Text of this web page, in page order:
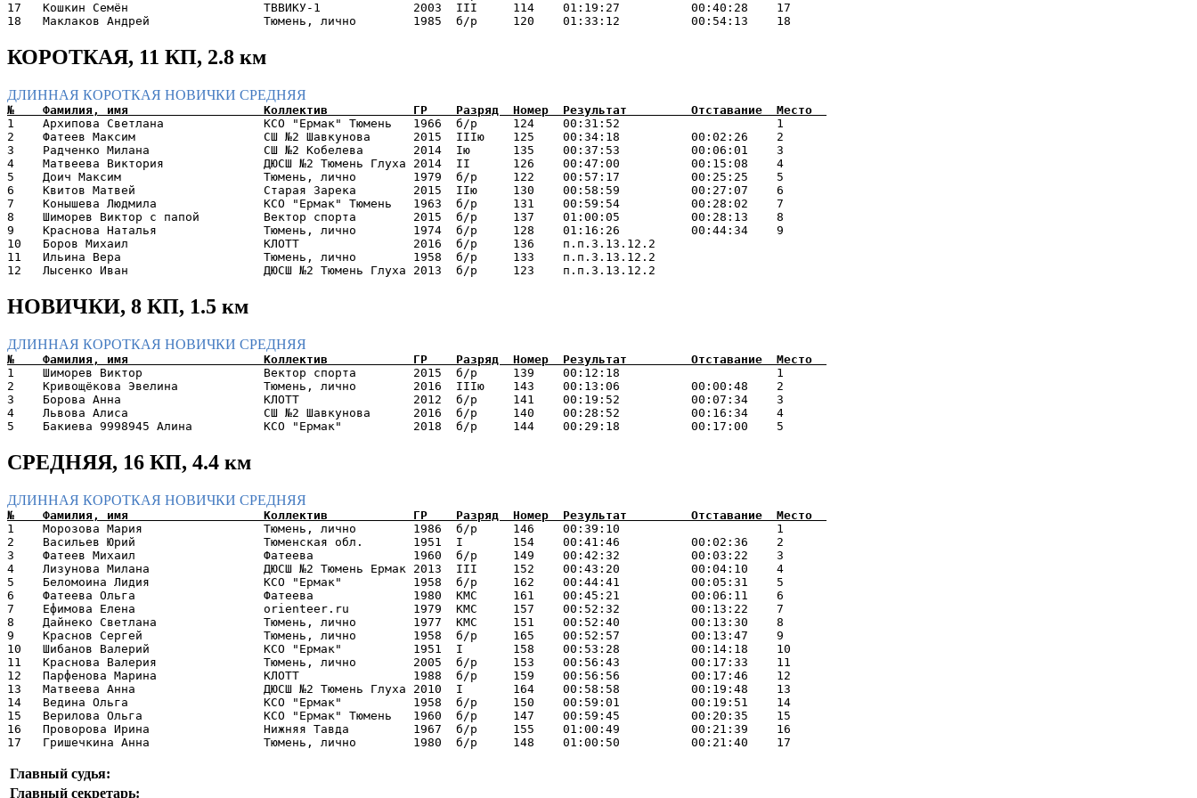
17   Кошкин Семён                   ТВВИКУ-1             2003  III     114    01:19:27          00:40:28    17
КОРОТКАЯ, 11 КП, 2.8 км
ДЛИННАЯ КОРОТКАЯ НОВИЧКИ СРЕДНЯЯ
1    Архипова Светлана              КСО "Ермак" Тюмень   1966  б/р     124    00:31:52                      1
2    Фатеев Максим                  СШ №2 Шавкунова      2015  IIIю    125    00:34:18          00:02:26    2
3    Радченко Милана                СШ №2 Кобелева       2014  Iю      135    00:37:53          00:06:01    3
4    Матвеева Виктория              ДЮСШ №2 Тюмень Глуха 2014  II      126    00:47:00          00:15:08    4
5    Доич Максим                    Тюмень, лично        1979  б/р     122    00:57:17          00:25:25    5
6    Квитов Матвей                  Старая Зарека        2015  IIю     130    00:58:59          00:27:07    6
7    Конышева Людмила               КСО "Ермак" Тюмень   1963  б/р     131    00:59:54          00:28:02    7
8    Шиморев Виктор с папой         Вектор спорта        2015  б/р     137    01:00:05          00:28:13    8
9    Краснова Наталья               Тюмень, лично        1974  б/р     128    01:16:26          00:44:34    9
10   Боров Михаил                   КЛОТТ                2016  б/р     136    п.п.3.13.12.2
11   Ильина Вера                    Тюмень, лично        1958  б/р     133    п.п.3.13.12.2
НОВИЧКИ, 8 КП, 1.5 км
ДЛИННАЯ КОРОТКАЯ НОВИЧКИ СРЕДНЯЯ
1    Шиморев Виктор                 Вектор спорта        2015  б/р     139    00:12:18                      1
2    Кривощёкова Эвелина            Тюмень, лично        2016  IIIю    143    00:13:06          00:00:48    2
3    Борова Анна                    КЛОТТ                2012  б/р     141    00:19:52          00:07:34    3
4    Львова Алиса                   СШ №2 Шавкунова      2016  б/р     140    00:28:52          00:16:34    4
СРЕДНЯЯ, 16 КП, 4.4 км
ДЛИННАЯ КОРОТКАЯ НОВИЧКИ СРЕДНЯЯ
1    Морозова Мария                 Тюмень, лично        1986  б/р     146    00:39:10                      1
2    Васильев Юрий                  Тюменская обл.       1951  I       154    00:41:46          00:02:36    2
3    Фатеев Михаил                  Фатеева              1960  б/р     149    00:42:32          00:03:22    3
4    Лизунова Милана                ДЮСШ №2 Тюмень Ермак 2013  III     152    00:43:20          00:04:10    4
5    Беломоина Лидия                КСО "Ермак"          1958  б/р     162    00:44:41          00:05:31    5
6    Фатеева Ольга                  Фатеева              1980  КМС     161    00:45:21          00:06:11    6
7    Ефимова Елена                  orienteer.ru         1979  КМС     157    00:52:32          00:13:22    7
8    Дайнеко Светлана               Тюмень, лично        1977  КМС     151    00:52:40          00:13:30    8
9    Краснов Сергей                 Тюмень, лично        1958  б/р     165    00:52:57          00:13:47    9
10   Шибанов Валерий                КСО "Ермак"          1951  I       158    00:53:28          00:14:18    10
11   Краснова Валерия               Тюмень, лично        2005  б/р     153    00:56:43          00:17:33    11
12   Парфенова Марина               КЛОТТ                1988  б/р     159    00:56:56          00:17:46    12
13   Матвеева Анна                  ДЮСШ №2 Тюмень Глуха 2010  I       164    00:58:58          00:19:48    13
14   Ведина Ольга                   КСО "Ермак"          1958  б/р     150    00:59:01          00:19:51    14
15   Верилова Ольга                 КСО "Ермак" Тюмень   1960  б/р     147    00:59:45          00:20:35    15
16   Проворова Ирина                Нижняя Тавда         1967  б/р     155    01:00:49          00:21:39    16
Главный судья:
Главный секретарь: